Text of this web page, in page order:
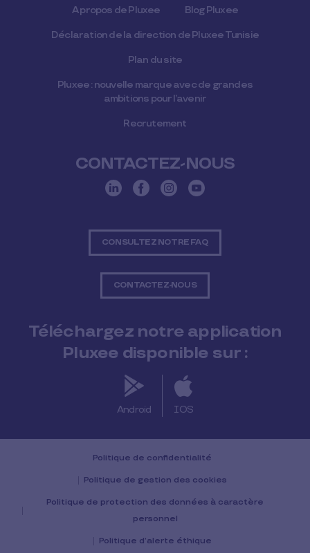
A propos de Pluxee Blog Pluxee
Déclaration de la direction de Pluxee Tunisie
Plan du site
Pluxee : nouvelle marque avec de grandes
ambitions pour l’avenir
Recrutement
CONTACTEZ-NOUS
CONSULTEZ NOTRE FAQ
CONTACTEZ-NOUS
Téléchargez notre application
Pluxee disponible sur :
Android IOS
Politique de confidentialité
Politique de gestion des cookies
Politique de protection des données à caractère
personnel
Politique d’alerte éthique